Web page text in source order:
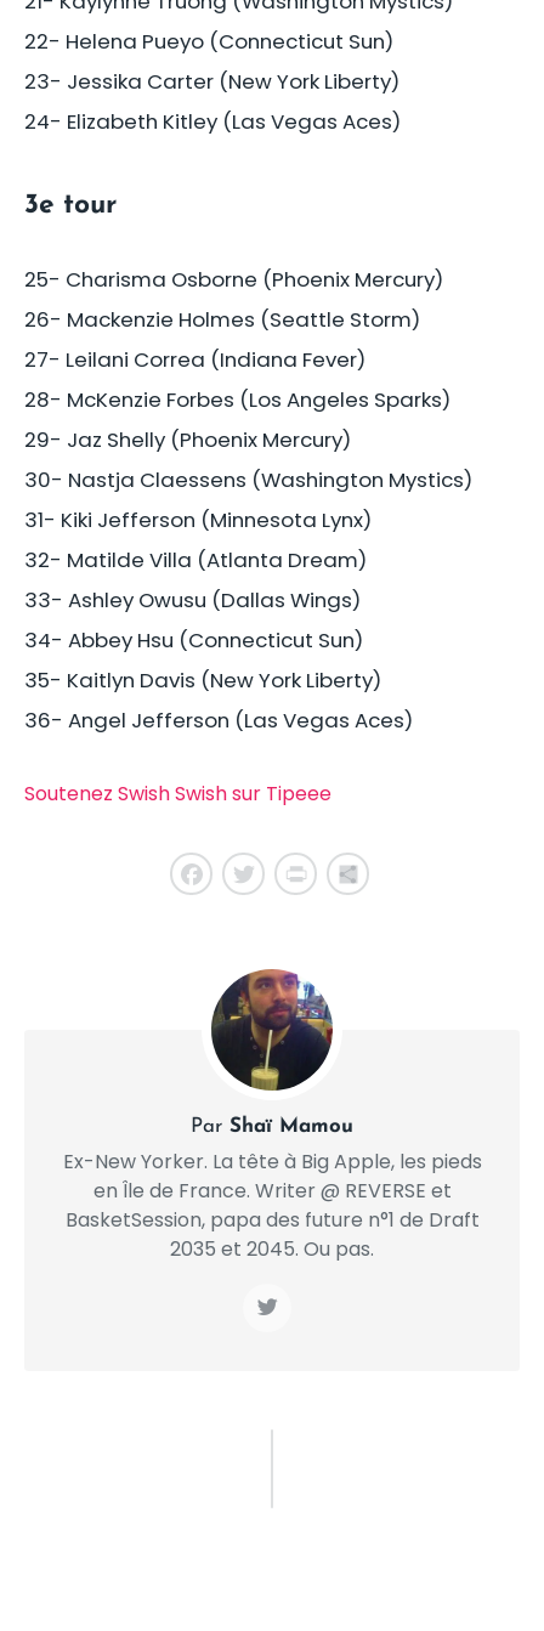
22- Helena Pueyo (Connecticut Sun)
23- Jessika Carter (New York Liberty)
24- Elizabeth Kitley (Las Vegas Aces)
3e tour
25- Charisma Osborne (Phoenix Mercury)
26- Mackenzie Holmes (Seattle Storm)
27- Leilani Correa (Indiana Fever)
28- McKenzie Forbes (Los Angeles Sparks)
29- Jaz Shelly (Phoenix Mercury)
30- Nastja Claessens (Washington Mystics)
31- Kiki Jefferson (Minnesota Lynx)
32- Matilde Villa (Atlanta Dream)
33- Ashley Owusu (Dallas Wings)
34- Abbey Hsu (Connecticut Sun)
35- Kaitlyn Davis (New York Liberty)
36- Angel Jefferson (Las Vegas Aces)
Par Shaï Mamou
Ex-New Yorker. La tête à Big Apple, les pieds
en Île de France. Writer @ REVERSE et
BasketSession, papa des future n°1 de Draft
2035 et 2045. Ou pas.
Soutenez Swish Swish sur Tipeee